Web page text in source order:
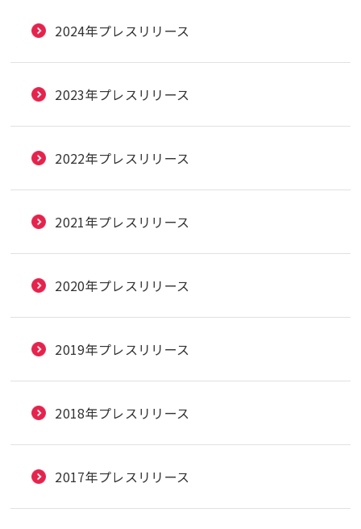
2024年プレスリリース
2023年プレスリリース
2022年プレスリリース
2021年プレスリリース
2020年プレスリリース
2019年プレスリリース
2018年プレスリリース
2017年プレスリリース